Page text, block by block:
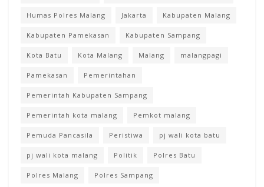
Humas Polres Malang Jakarta Kabupaten Malang
Kabupaten Pamekasan Kabupaten Sampang
Kota Batu Kota Malang Malang malangpagi
Pamekasan Pemerintahan
Pemerintah Kabupaten Sampang
Pemerintah kota malang Pemkot malang
Pemuda Pancasila Peristiwa pj wali kota batu
pj wali kota malang Politik Polres Batu
Polres Malang Polres Sampang